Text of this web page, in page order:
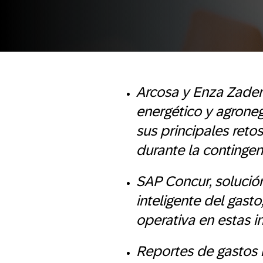
Arcosa y Enza
energético y
sus principales
durante la
SAP Concur,
inteligente del
operativa en estas
Reportes de gastos